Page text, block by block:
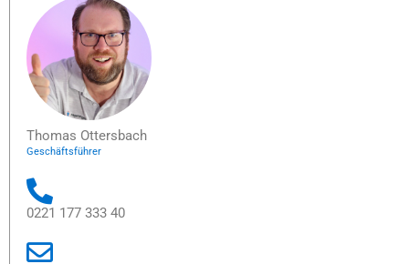
Thomas Ottersbach
Geschäftsführer
0221 177 333 40